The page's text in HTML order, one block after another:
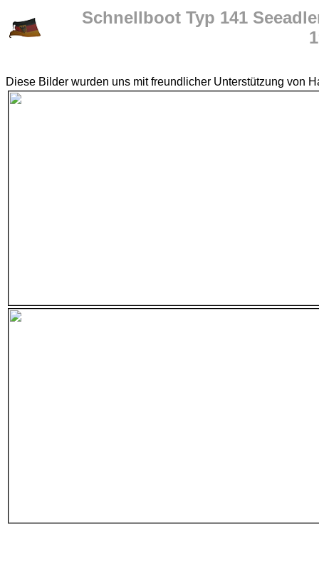
Schnellboot Typ 141
Diese Bilder wurden uns mit freundlicher Unterstützung von